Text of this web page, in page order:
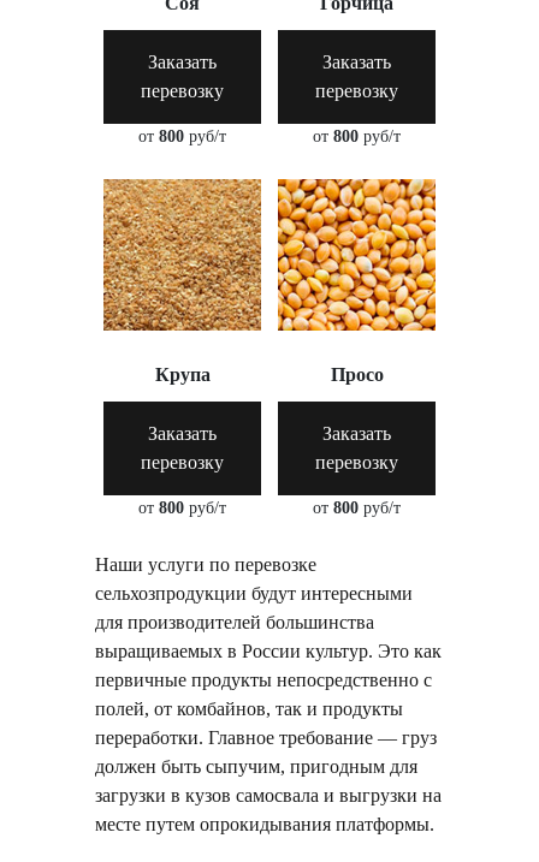
Заказать
перевозку
от 800 руб/т
Заказать
перевозку
от 800 руб/т
Крупа
Заказать
перевозку
от 800 руб/т
Просо
Заказать
перевозку
от 800 руб/т
Наши услуги по перевозке
сельхозпродукции будут интересными
для производителей большинства
выращиваемых в России культур. Это как
первичные продукты непосредственно с
полей, от комбайнов, так и продукты
переработки. Главное требование — груз
должен быть сыпучим, пригодным для
загрузки в кузов самосвала и выгрузки на
месте путем опрокидывания платформы.